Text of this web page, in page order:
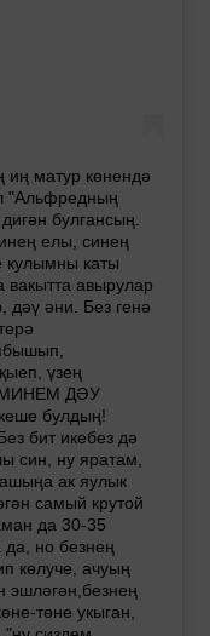
матур көнендә
"Альфредның
булгансың.
елы, синең
кулымны каты
авырулар
әни. Без генә
үзең
МИНЕМ ДӘУ
булдың!
бит икебез дә
син, ну яратам,
ак яулык
самый крутой
да 30-35
да, но безнең
көлуче, ачуың
эшләгән,безнең
төне укыган,